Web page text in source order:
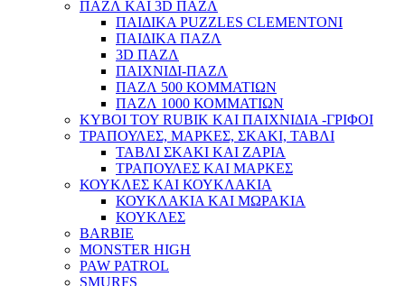
ΠΑΖΛ ΚΑΙ 3D ΠΑΖΛ
ΠΑΙΔΙΚΑ PUZZLES CLEMENTONI
ΠΑΙΔΙΚΑ ΠΑΖΛ
3D ΠΑΖΛ
ΠΑΙΧΝΙΔΙ-ΠΑΖΛ
ΠΑΖΛ 500 ΚΟΜΜΑΤΙΩΝ
ΠΑΖΛ 1000 ΚΟΜΜΑΤΙΩΝ
ΚΥΒΟΙ ΤΟΥ RUBIK ΚΑΙ ΠΑΙΧΝΙΔΙΑ -ΓΡΙΦΟΙ
ΤΡΑΠΟΥΛΕΣ, ΜΑΡΚΕΣ, ΣΚΑΚΙ, ΤΑΒΛΙ
ΤΑΒΛΙ ΣΚΑΚΙ ΚΑΙ ΖΑΡΙΑ
ΤΡΑΠΟΥΛΕΣ ΚΑΙ ΜΑΡΚΕΣ
ΚΟΥΚΛΕΣ ΚΑΙ ΚΟΥΚΛΑΚΙΑ
ΚΟΥΚΛΑΚΙΑ ΚΑΙ ΜΩΡΑΚΙΑ
ΚΟΥΚΛΕΣ
BARBIE
MONSTER HIGH
PAW PATROL
SMURFS